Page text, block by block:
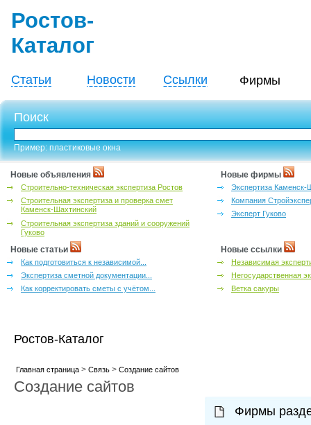
Ростов-
Каталог
Статьи Новости Ссылки Фирмы
Поиск
Пример: пластиковые окна
Новые объявления
Строительно-техническая экспертиза Ростов
Строительная экспертиза и проверка смет
Каменск-Шахтинский
Строительная экспертиза зданий и сооружений
Гуково
Новые фирмы
Экспертиза Каменск-
Компания
Эксперт Гуково
Новые статьи
Как подготовиться к независимой...
Экспертиза сметной документации...
Как корректировать сметы с учётом...
Новые ссылки
Независимая
Негосударственная
Ветка сакуры
Ростов-Каталог
Главная страница> Связь> Создание сайтов
Создание сайтов
Фирмы